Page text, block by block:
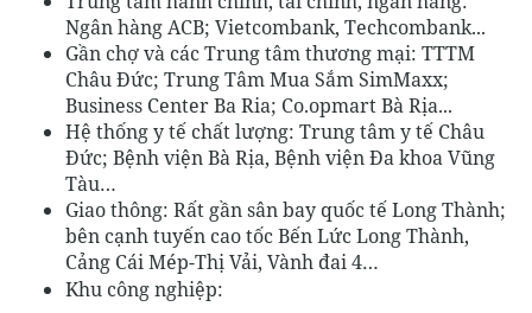
Ngân hàng ACB; Vietcombank, Techcombank...
Gần chợ và các Trung tâm thương mại: TTTM
Châu Đức; Trung Tâm Mua Sắm SimMaxx;
Business Center Ba Ria; Co.opmart Bà Rịa...
Hệ thống y tế chất lượng: Trung tâm y tế Châu
Đức; Bệnh viện Bà Rịa, Bệnh viện Đa khoa Vũng
Tàu…
Giao thông: Rất gần sân bay quốc tế Long Thành;
bên cạnh tuyến cao tốc Bến Lức Long Thành,
Cảng Cái Mép-Thị Vải, Vành đai 4…
Khu công nghiệp: